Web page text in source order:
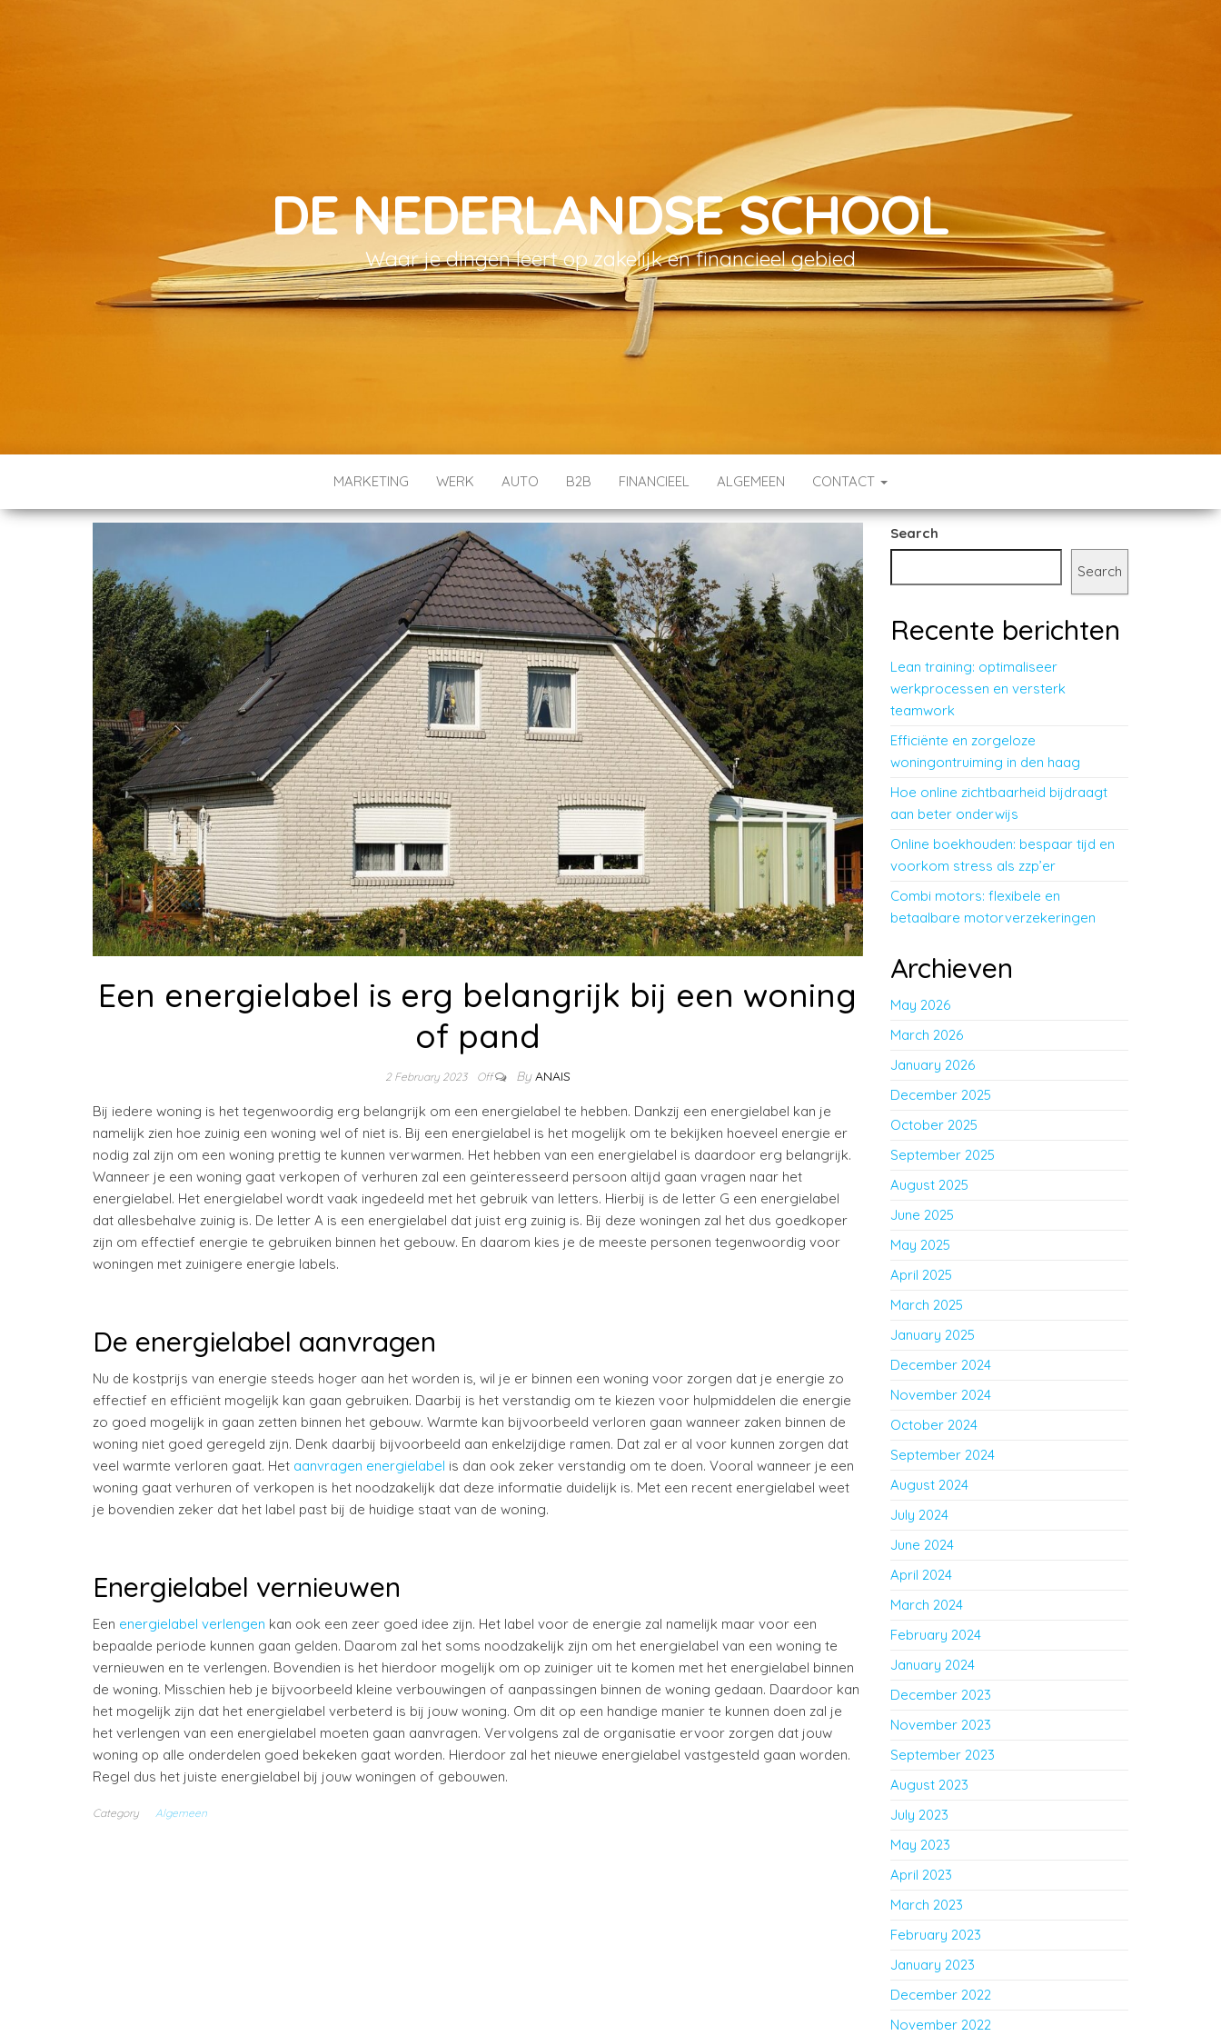
DE NEDERLANDSE SCHOOL
Waar je dingen leert op zakelijk en financieel gebied
MARKETING WERK AUTO B2B FINANCIEEL ALGEMEEN CONTACT
Een energielabel is erg belangrijk bij een woning
of pand
2 February 2023 Off By ANAIS
Bij iedere woning is het tegenwoordig erg belangrijk om een energielabel te hebben. Dankzij een energielabel kan je
namelijk zien hoe zuinig een woning wel of niet is. Bij een energielabel is het mogelijk om te bekijken hoeveel energie er
nodig zal zijn om een woning prettig te kunnen verwarmen. Het hebben van een energielabel is daardoor erg belangrijk.
Wanneer je een woning gaat verkopen of verhuren zal een geïnteresseerd persoon altijd gaan vragen naar het
energielabel. Het energielabel wordt vaak ingedeeld met het gebruik van letters. Hierbij is de letter G een energielabel
dat allesbehalve zuinig is. De letter A is een energielabel dat juist erg zuinig is. Bij deze woningen zal het dus goedkoper
zijn om effectief energie te gebruiken binnen het gebouw. En daarom kies je de meeste personen tegenwoordig voor
woningen met zuinigere energie labels.
De energielabel aanvragen
Nu de kostprijs van energie steeds hoger aan het worden is, wil je er binnen een woning voor zorgen dat je energie zo
effectief en efficiënt mogelijk kan gaan gebruiken. Daarbij is het verstandig om te kiezen voor hulpmiddelen die energie
zo goed mogelijk in gaan zetten binnen het gebouw. Warmte kan bijvoorbeeld verloren gaan wanneer zaken binnen de
woning niet goed geregeld zijn. Denk daarbij bijvoorbeeld aan enkelzijdige ramen. Dat zal er al voor kunnen zorgen dat
veel warmte verloren gaat. Het aanvragen energielabel is dan ook zeker verstandig om te doen. Vooral wanneer je een
woning gaat verhuren of verkopen is het noodzakelijk dat deze informatie duidelijk is. Met een recent energielabel weet
je bovendien zeker dat het label past bij de huidige staat van de woning.
Energielabel vernieuwen
Een energielabel verlengen kan ook een zeer goed idee zijn. Het label voor de energie zal namelijk maar voor een
bepaalde periode kunnen gaan gelden. Daarom zal het soms noodzakelijk zijn om het energielabel van een woning te
vernieuwen en te verlengen. Bovendien is het hierdoor mogelijk om op zuiniger uit te komen met het energielabel binnen
de woning. Misschien heb je bijvoorbeeld kleine verbouwingen of aanpassingen binnen de woning gedaan. Daardoor kan
het mogelijk zijn dat het energielabel verbeterd is bij jouw woning. Om dit op een handige manier te kunnen doen zal je
het verlengen van een energielabel moeten gaan aanvragen. Vervolgens zal de organisatie ervoor zorgen dat jouw
woning op alle onderdelen goed bekeken gaat worden. Hierdoor zal het nieuwe energielabel vastgesteld gaan worden.
Regel dus het juiste energielabel bij jouw woningen of gebouwen.
Category Algemeen
Search
Search
Recente berichten
Lean training: optimaliseer
werkprocessen en versterk
teamwork
Efficiënte en zorgeloze
woningontruiming in den haag
Hoe online zichtbaarheid bijdraagt
aan beter onderwijs
Online boekhouden: bespaar tijd en
voorkom stress als zzp’er
Combi motors: flexibele en
betaalbare motorverzekeringen
Archieven
May 2026
March 2026
January 2026
December 2025
October 2025
September 2025
August 2025
June 2025
May 2025
April 2025
March 2025
January 2025
December 2024
November 2024
October 2024
September 2024
August 2024
July 2024
June 2024
April 2024
March 2024
February 2024
January 2024
December 2023
November 2023
September 2023
August 2023
July 2023
May 2023
April 2023
March 2023
February 2023
January 2023
December 2022
November 2022